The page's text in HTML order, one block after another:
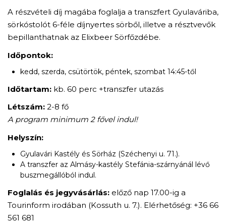
A részvételi díj magába foglalja a transzfert Gyulaváriba,
sörkóstolót 6-féle díjnyertes sörből, illetve a résztvevők
bepillanthatnak az Elixbeer Sörfőzdébe.
Időpontok:
kedd, szerda, csütörtök, péntek, szombat 14:45-től
Időtartam: kb. 60 perc +transzfer utazás
Létszám: 2-8 fő
A program minimum 2 fővel indul!
Helyszín:
Gyulavári Kastély és Sörház (Széchenyi u. 71.).
A transzfer az Almásy-kastély Stefánia-szárnyánál lévő
buszmegállóból indul.
Foglalás és jegyvásárlás: előző nap 17.00-ig a
Tourinform irodában (Kossuth u. 7.). Elérhetőség: +36 66
561 681